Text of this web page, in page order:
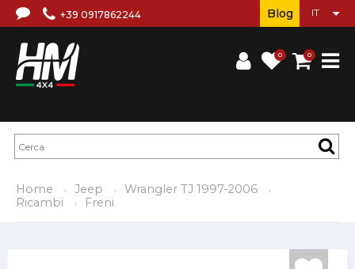
+39 0917862244
0 0
Blog
Home Jeep
Wrangler TJ 1997-2006
Ricambi
Freni